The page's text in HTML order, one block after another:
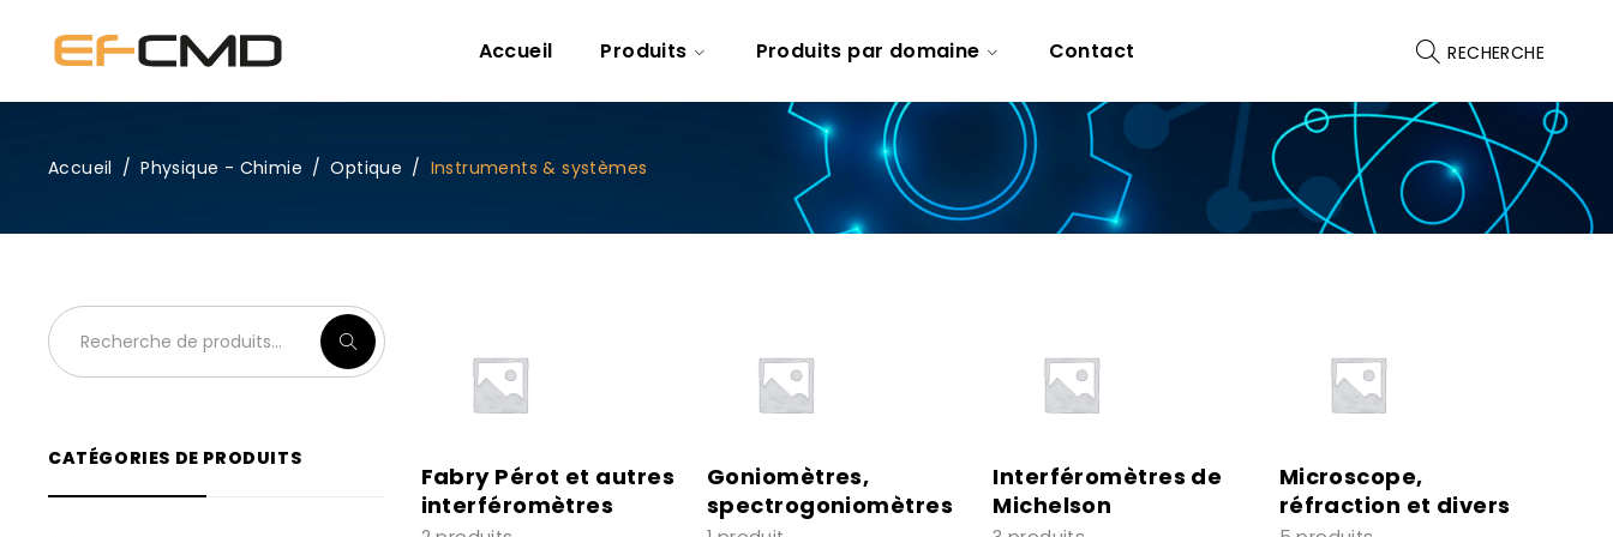
Accueil Produits Produits par domaine Contact RECHERCHE
Accueil / Physique - Chimie / Optique / Instruments & systèmes
CATÉGORIES DE PRODUITS
Fabry Pérot et autres
interféromètres
Goniomètres,
spectrogoniomètres
Interféromètres de
Michelson
Microscope,
réfraction et divers